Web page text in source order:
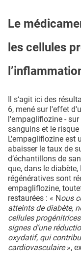
Le
les cellules
Il s‘agit ici des
6, mené sur l'effet
l'empagliflozine -
sanguins et le
L'empagliflozine est
abaisser le taux de
d’échantillons de
que, dans le
régénératives sont
empagliflozine,
restaurées : « Nous
atteints de diabète,
cellules
signes d’une
oxydatif, qui
cardiovasculaire»,